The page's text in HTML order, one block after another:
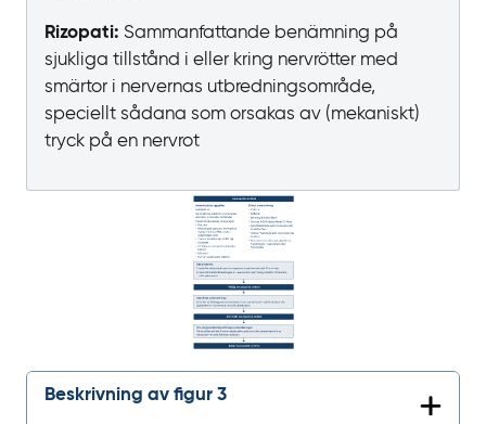
Rizopati: Sammanfattande benämning på
sjukliga tillstånd i eller kring nervrötter med
smärtor i nervernas utbredningsområde,
speciellt sådana som orsakas av (mekaniskt)
tryck på en nervrot
Beskrivning av figur 3